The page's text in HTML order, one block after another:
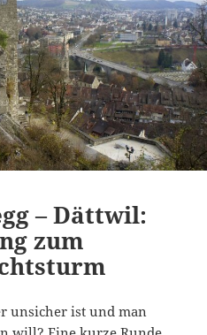
– Dättwil:
zum
unsicher ist und man